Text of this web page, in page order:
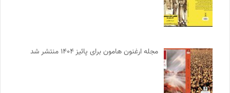
مجله ارغنون هامون برای پائیز ۱۴۰۴ منتشر شد